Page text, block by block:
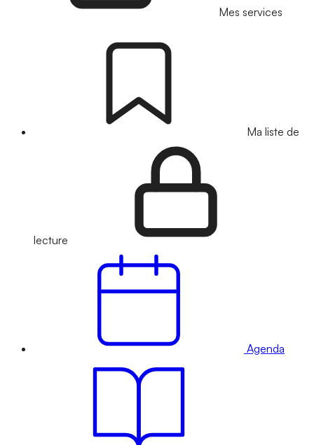
Mes services
Ma liste de
lecture
Agenda